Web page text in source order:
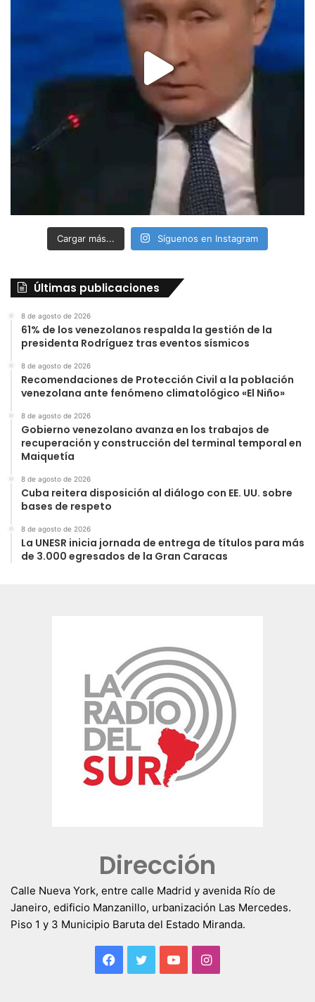
Cargar más... Síguenos en Instagram
Últimas publicaciones
8 de agosto de 2026
61% de los venezolanos respalda la gestión de la
presidenta Rodríguez tras eventos sísmicos
8 de agosto de 2026
Recomendaciones de Protección Civil a la población
venezolana ante fenómeno climatológico «El Niño»
8 de agosto de 2026
Gobierno venezolano avanza en los trabajos de
recuperación y construcción del terminal temporal en
Maiquetía
8 de agosto de 2026
Cuba reitera disposición al diálogo con EE. UU. sobre
bases de respeto
8 de agosto de 2026
La UNESR inicia jornada de entrega de títulos para más
de 3.000 egresados de la Gran Caracas
Dirección
Calle Nueva York, entre calle Madrid y avenida Río de
Janeiro, edificio Manzanillo, urbanización Las Mercedes.
Piso 1 y 3 Municipio Baruta del Estado Miranda.
Facebook
TwitterYouTubeInstagram